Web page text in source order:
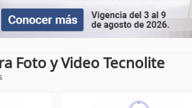
Foto y Video Tecnolite